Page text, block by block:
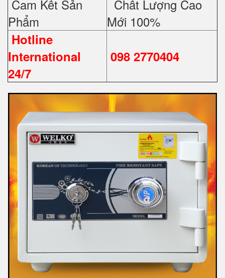
Cam Kết Sản
Phẩm
Chất Lượng Cao
Mới 100%
Hotline
International
24/7
098 2770404